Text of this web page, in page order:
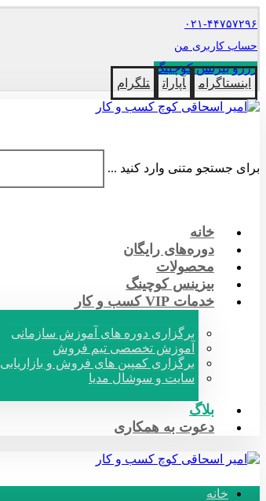
۰۲۱-۴۴۷۵۷۲۹۶
حساب کاربری من
رزرو بیزنس کوچینگ
اینستاگرام
آپارات تلگرام
برای جستجو متنی وارد کنید ...
خانه
دوره‌های رایگان
محصولات
بیزینس کوچینگ
خدمات VIP کسب و کار
برگزاری دوره های آموزش سازمانی
آموزش تخصصی تیم فروش
برگزاری کمپین های فروش و بازاریابی
سایت و سوشال مدیا
بلاگ
دعوت به همکاری
خانه